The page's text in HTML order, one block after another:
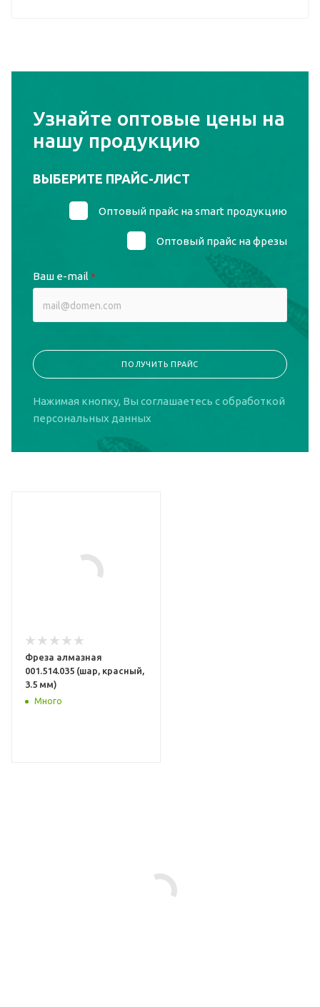
Узнайте оптовые цены на
нашу продукцию
ВЫБЕРИТЕ ПРАЙС-ЛИСТ
Оптовый прайс на smart продукцию
Оптовый прайс на фрезы
Ваш e-mail *
ПОЛУЧИТЬ ПРАЙС
Нажимая кнопку, Вы соглашаетесь с обработкой
персональных данных
Фреза алмазная
001.514.035 (шар, красный,
3.5 мм)
Много